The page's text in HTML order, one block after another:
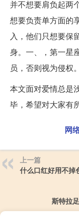
并不想要肩负起两
想要负责单方面的
入，他们只想要保
身。 一、，第一星
员，否则视为侵权。
本文面对爱情总是
毕，希望对大家有
网
上一篇
什么口红好用不掉
斯特拉